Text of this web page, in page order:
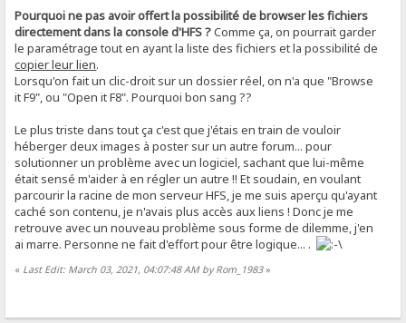
Pourquoi ne pas avoir offert la possibilité de browser les fichiers
directement dans la console d'HFS ?Comme ça, on pourrait garder
le paramétrage tout en ayant la liste des fichiers et la possibilité de
copier leur lien.
Lorsqu'on fait un clic-droit sur un dossier réel, on n'a que "Browse
it F9", ou "Open it F8". Pourquoi bon sang ??
Le plus triste dans tout ça c'est que j'étais en train de vouloir
héberger deux images à poster sur un autre forum... pour
solutionner un problème avec un logiciel, sachant que lui-même
était sensé m'aider à en régler un autre !! Et soudain, en voulant
parcourir la racine de mon serveur HFS, je me suis aperçu qu'ayant
caché son contenu, je n'avais plus accès aux liens ! Donc je me
retrouve avec un nouveau problème sous forme de dilemme, j'en
ai marre. Personne ne fait d'effort pour être logique... .
« Last Edit: March 03, 2021, 04:07:48 AM by Rom_1983»